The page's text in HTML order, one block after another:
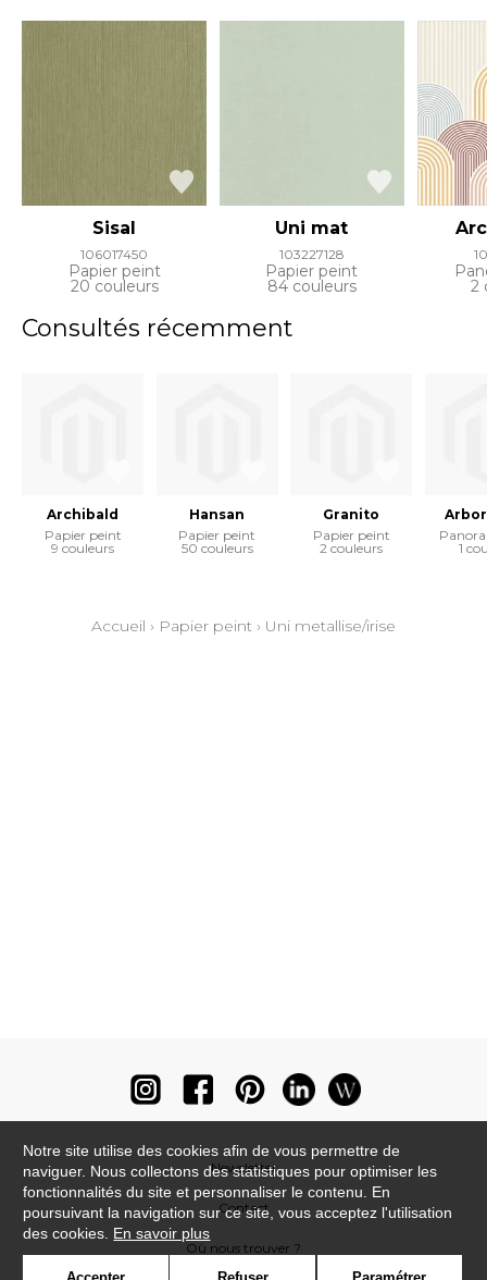
Sisal
106017450
Papier peint
20 couleurs
Uni mat
103227128
Papier peint
84 couleurs 2
Consultés récemment
Archibald
Papier peint
9 couleurs
Hansan
Papier peint
50 couleurs
Granito
Papier peint
2 couleurs
1
Accueil › Papier peint › Uni metallise/irise
Newsletter
Contact
Où nous trouver ?
Notre site utilise des cookies afin de vous permettre de
naviguer. Nous collectons des statistiques pour optimiser les
fonctionnalités du site et personnaliser le contenu. En
poursuivant la navigation sur ce site, vous acceptez l'utilisation
des cookies. En savoir plus
Accepter Refuser Paramétrer